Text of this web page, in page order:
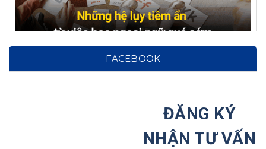
báo cho phụ huynh!
Haru Hợp Tác Với Hiệp Hội Các Trường Đại Học Tại
FACEBOOK
ĐĂNG KÝ
NHẬN TƯ VẤN